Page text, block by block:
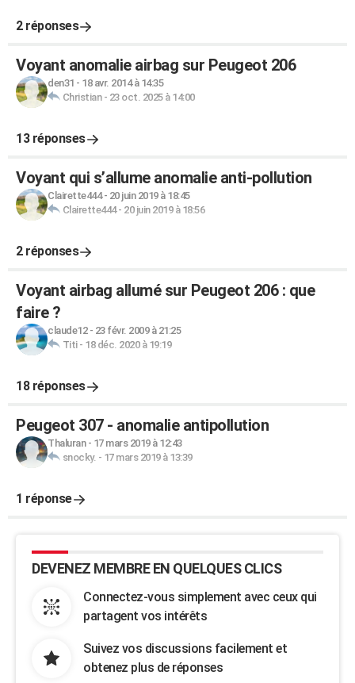
2 réponses
Voyant anomalie airbag sur Peugeot 206
den31 - 18 avr. 2014 à 14:35
Christian- 23 oct. 2025 à 14:00
13 réponses
Voyant qui s’allume anomalie anti-pollution
Clairette444- 20 juin 2019 à 18:45
Clairette444- 20 juin 2019 à 18:56
2 réponses
Voyant airbag allumé sur Peugeot 206 : que
faire ?
claude12- 23 févr. 2009 à 21:25
Titi- 18 déc. 2020 à 19:19
18 réponses
Peugeot 307 - anomalie antipollution
Thaluran- 17 mars 2019 à 12:43
snocky. - 17 mars 2019 à 13:39
1 réponse
DEVENEZ MEMBRE EN QUELQUES CLICS
Connectez-vous simplement avec ceux qui
partagent vos intérêts
Suivez vos discussions facilement et
obtenez plus de réponses